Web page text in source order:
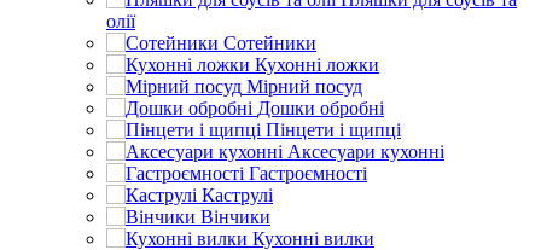
олії
Сотейники
Кухонні ложки
Мірний посуд
Дошки обробні
Пінцети і щипці
Аксесуари кухонні
Гастроємності
Каструлі
Вінчики
Кухонні вилки